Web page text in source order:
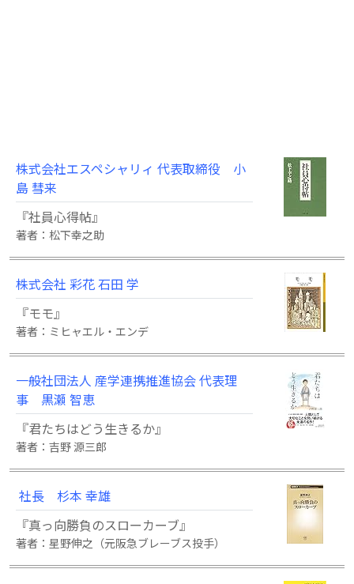
株式会社エスペシャリィ 代表取締役 小
島 彗来
『社員心得帖』
著者：松下幸之助
株式会社 彩花 石田 学
『モモ』
著者：ミヒャエル・エンデ
一般社団法人 産学連携推進協会 代表理
事 黒瀬 智恵
『君たちはどう生きるか』
著者：吉野 源三郎
社長 杉本 幸雄
『真っ向勝負のスローカーブ』
著者：星野伸之（元阪急ブレーブス投手）